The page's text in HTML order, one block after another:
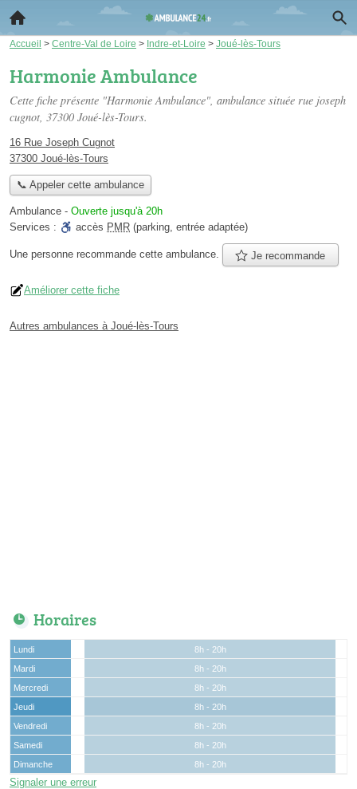
Accueil > Centre-Val de Loire > Indre-et-Loire > Joué-lès-Tours
Harmonie Ambulance
Cette fiche présente "Harmonie Ambulance", ambulance située rue joseph
cugnot, 37300 Joué-lès-Tours.
16 Rue Joseph Cugnot
37300 Joué-lès-Tours
📞 Appeler cette ambulance
Ambulance - Ouverte jusqu'à 20h
Services :
accès PMR (parking, entrée adaptée)
Une personne recommande cette ambulance. Je recommande
Améliorer cette fiche
Autres ambulances à Joué-lès-Tours
Horaires
Lundi
8h - 20h
Mardi
8h - 20h
Mercredi
8h - 20h
Jeudi
8h - 20h
Vendredi
8h - 20h
Samedi
8h - 20h
Dimanche
8h - 20h
Signaler une erreur